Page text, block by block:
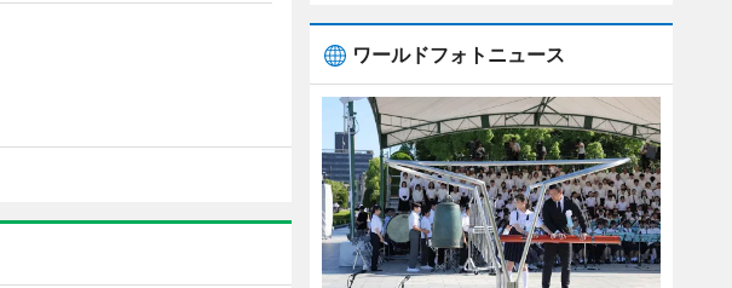
ワールドフォトニュース